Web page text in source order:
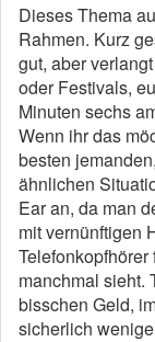
Dieses Thema
Rahmen. Kurz
gut, aber
oder Festivals,
Minuten sechs
Wenn ihr das
besten
ähnlichen
Ear an, da man
mit vernünftigen
manchmal sieht.
bisschen Geld,
sicherlich